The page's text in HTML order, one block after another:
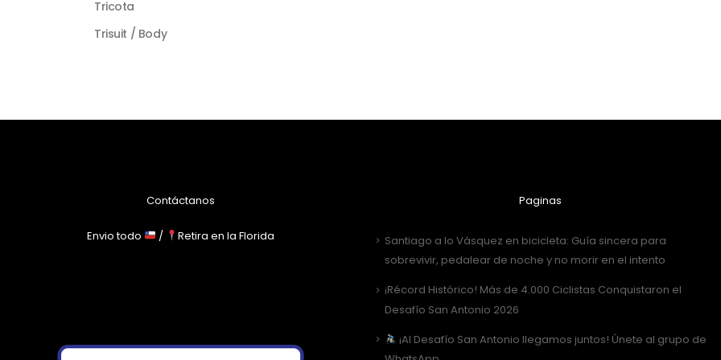
Tricota
Trisuit / Body
Contáctanos
Envio todo / Retira en la Florida
Paginas
Santiago a lo Vásquez en bicicleta: Guía sincera para
sobrevivir, pedalear de noche y no morir en el intento
¡Récord Histórico! Más de 4.000 Ciclistas Conquistaron el
Desafío San Antonio 2026
¡Al Desafío San Antonio llegamos juntos! Únete al grupo de